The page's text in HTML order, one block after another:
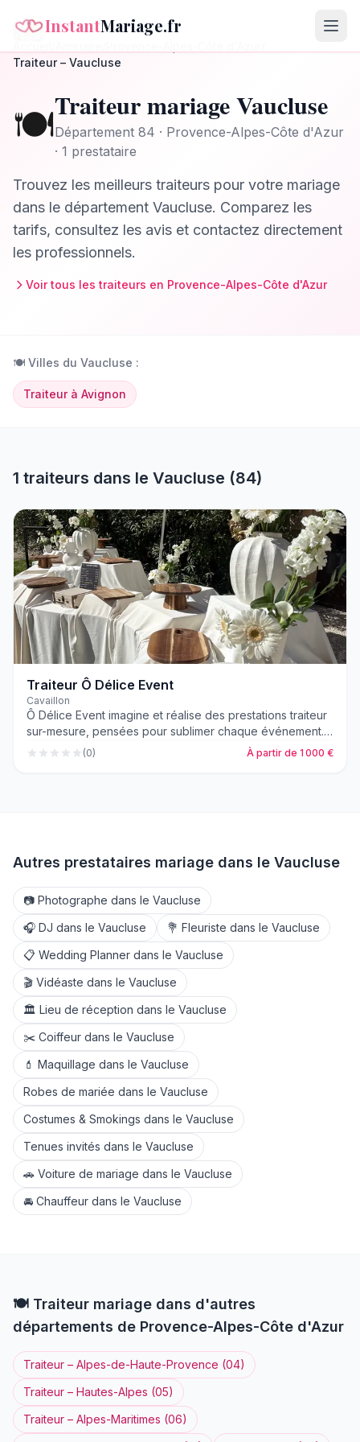
InstantMariage.fr
Traiteur– Vaucluse
🍽️TraiteurmariageVaucluse
Département 84 · Provence-Alpes-Côte d'Azur
· 1 prestataire
Trouvez les meilleurs traiteurs pour votre mariage
dans le département Vaucluse. Comparez les
tarifs, consultez les avis et contactez directement
les professionnels.
Voir tous lestraiteurs en Provence-Alpes-Côte d'Azur
🍽️ Villes du Vaucluse :
Traiteurà Avignon
1 traiteurs dans le Vaucluse (84)
Traiteur Ô Délice Event
Cavaillon
Ô Délice Event imagine et réalise des prestations traiteur
sur-mesure, pensées pour sublimer chaque événement.
Du choix des produits à la mise en scène, chaque détail
est travaillé avec précision afin d’offrir une expérience
(0) À partir de 1 000 €
Autres prestataires mariage dans le Vaucluse
📷 Photographe dans le Vaucluse
🎧 DJ dans le Vaucluse 💐 Fleuriste dans le Vaucluse
📋 Wedding Planner dans le Vaucluse
🎬 Vidéaste dans le Vaucluse
🏛️ Lieu de réception dans le Vaucluse
✂️ Coiffeur dans le Vaucluse
💄 Maquillage dans le Vaucluse
Robes de mariée dans le Vaucluse
Costumes & Smokings dans le Vaucluse
Tenues invités dans le Vaucluse
🚗 Voiture de mariage dans le Vaucluse
🚘 Chauffeur dans le Vaucluse
🍽️ Traiteur mariage dans d'autres
départements de Provence-Alpes-Côte d'Azur
Traiteur – Alpes-de-Haute-Provence (04)
Traiteur – Hautes-Alpes (05)
Traiteur – Alpes-Maritimes (06)